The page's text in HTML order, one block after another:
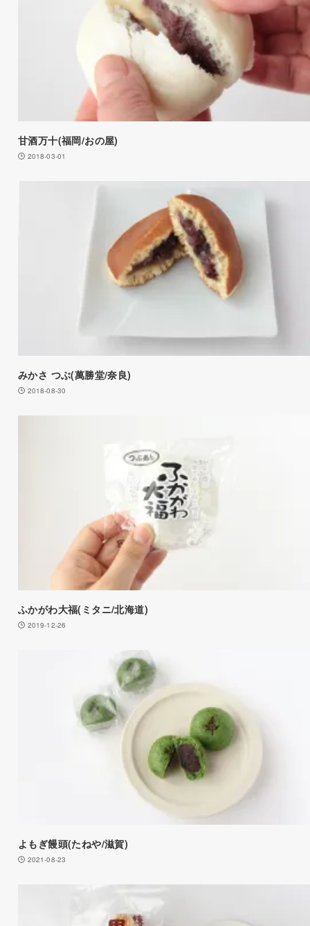
甘酒万十(福岡/おの屋)
2018-03-01
みかさ つぶ(萬勝堂/奈良)
2018-08-30
ふかがわ大福(ミタニ/北海道)
2019-12-26
よもぎ饅頭(たねや/滋賀)
2021-08-23